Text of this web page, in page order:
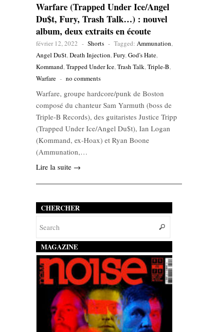
Warfare (Trapped Under Ice/Angel
Du$t, Fury, Trash Talk…) : nouvel
album, deux extraits en écoute
février 12, 2022 - Shorts - Tagged: Ammunation,
Angel Du$t,Death Injection,Fury,God's Hate,
Kommand,Trapped Under Ice,Trash Talk,Triple-B,
Warfare - no comments
Warfare, groupe hardcore/punk de Boston
composé du chanteur Sam Yarmuth (boss de
Triple-B Records), des guitaristes Justice Tripp
(Trapped Under Ice/Angel Du$t), Ian Logan
(Kommand, ex-Hoax) et Ryan Boone
(Ammunation,…
Lire la suite →
CHERCHER
MAGAZINE